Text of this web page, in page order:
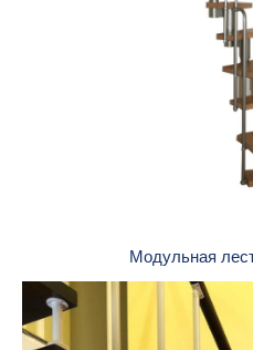
Модульная